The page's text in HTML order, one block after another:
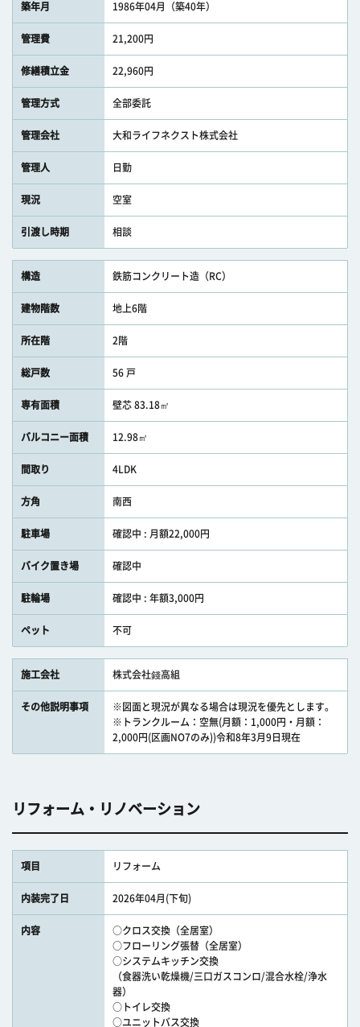
築年月 1986年04月（築40年）
管理費 21,200円
修繕積立金 22,960円
管理方式 全部委託
管理会社 大和ライフネクスト株式会社
管理人 日勤
現況 空室
引渡し時期 相談
構造 鉄筋コンクリート造（RC）
建物階数 地上6階
所在階 2階
総戸数 56 戸
専有面積 壁芯 83.18㎡
バルコニー面積 12.98㎡
間取り 4LDK
方角 南西
駐車場 確認中 : 月額22,000円
バイク置き場 確認中
駐輪場 確認中 : 年額3,000円
ペット 不可
施工会社 株式会社錢高組
その他説明事項
※図面と現況が異なる場合は現況を優先とします。
※トランクルーム：空無(月額：1,000円・月額：
2,000円(区画NO7のみ))令和8年3月9日現在
リフォーム・リノベーション
項目 リフォーム
内装完了日 2026年04月(下旬)
内容
○クロス交換（全居室）
○フローリング張替（全居室）
○システムキッチン交換
（食器洗い乾燥機/三口ガスコンロ/混合水栓/浄水
器）
○トイレ交換
○ユニットバス交換